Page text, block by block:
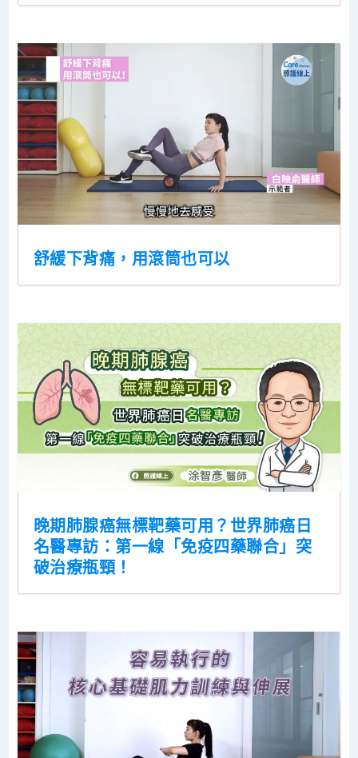
舒緩下背痛，用滾筒也可以
晚期肺腺癌無標靶藥可用？世界肺癌日
名醫專訪：第一線「免疫四藥聯合」突
破治療瓶頸！